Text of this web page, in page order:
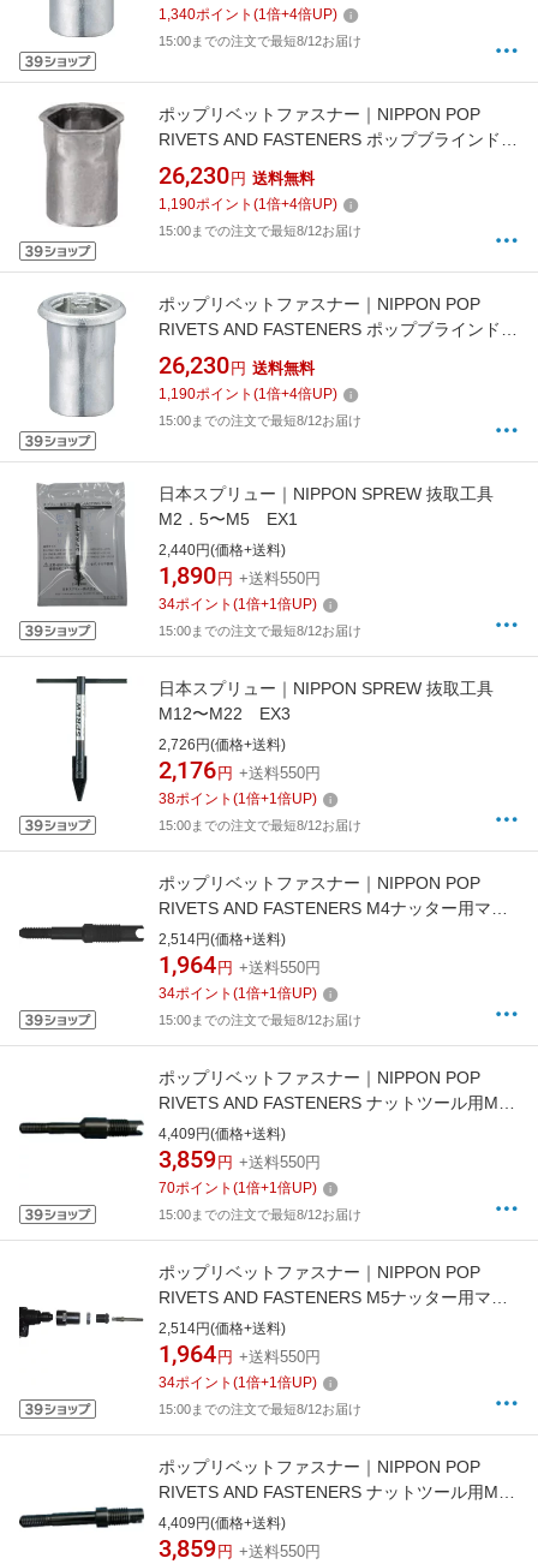
1,340ポイント (1倍+4倍UP)
15:00までの注文で最短8/12お届け
ポップリベットファスナー｜NIPPON POP
RIVETS AND FASTENERS ポップブラインドナ
ットヘキサスモールフランジ（M4）1000個入
り SFH415SFHEX
26,230 円 送料無料
1,190ポイント (1倍+4倍UP)
15:00までの注文で最短8/12お届け
ポップリベットファスナー｜NIPPON POP
RIVETS AND FASTENERS ポップブラインドナ
ットヘキサタイプ平頭（M4）1000個入り
SPH415HEX
26,230 円 送料無料
1,190ポイント (1倍+4倍UP)
15:00までの注文で最短8/12お届け
日本スプリュー｜NIPPON SPREW 抜取工具
M2．5〜M5 EX1
2,440円(価格+送料)
1,890 円 +送料550円
34ポイント (1倍+1倍UP)
15:00までの注文で最短8/12お届け
日本スプリュー｜NIPPON SPREW 抜取工具
M12〜M22 EX3
2,726円(価格+送料)
2,176 円 +送料550円
38ポイント (1倍+1倍UP)
15:00までの注文で最短8/12お届け
ポップリベットファスナー｜NIPPON POP
RIVETS AND FASTENERS M4ナッター用マン
ドレル一本 ENSM4
2,514円(価格+送料)
1,964 円 +送料550円
34ポイント (1倍+1倍UP)
15:00までの注文で最短8/12お届け
ポップリベットファスナー｜NIPPON POP
RIVETS AND FASTENERS ナットツール用M5
マンドレル PNT600015P
4,409円(価格+送料)
3,859 円 +送料550円
70ポイント (1倍+1倍UP)
15:00までの注文で最短8/12お届け
ポップリベットファスナー｜NIPPON POP
RIVETS AND FASTENERS M5ナッター用マン
ドレル一本 ENSM5
2,514円(価格+送料)
1,964 円 +送料550円
34ポイント (1倍+1倍UP)
15:00までの注文で最短8/12お届け
ポップリベットファスナー｜NIPPON POP
RIVETS AND FASTENERS ナットツール用M6
マンドレル PNT600016P
4,409円(価格+送料)
3,859 円 +送料550円